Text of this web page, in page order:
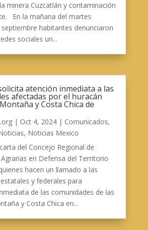
minera Cuzcatlán y contaminación
En la mañana del martes
habitantes denunciaron
sociales un...
atención inmediata a las
afectadas por el huracán
y Costa Chica de
| Oct 4, 2024| Comunicados,
, Noticias Mexico
del Concejo Regional de
en Defensa del Territorio
hacen un llamado a las
y federales para
de las comunidades de las
y Costa Chica en...